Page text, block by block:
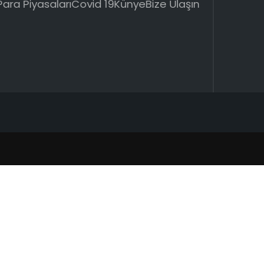
PiyasalarıCovid 19KünyeBize Ulaşın